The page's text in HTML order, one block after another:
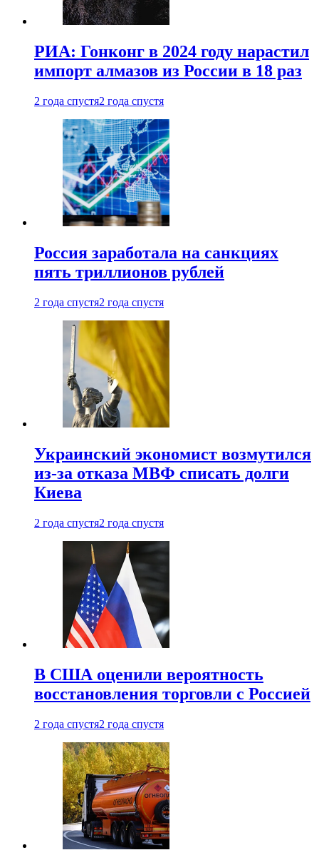
РИА: Гонконг в 2024 году нарастил
импорт алмазов из России в 18 раз
2 года спустя2 года спустя
Россия заработала на санкциях
пять триллионов рублей
2 года спустя2 года спустя
Украинский экономист возмутился
из-за отказа МВФ списать долги
Киева
2 года спустя2 года спустя
В США оценили вероятность
восстановления торговли с Россией
2 года спустя2 года спустя